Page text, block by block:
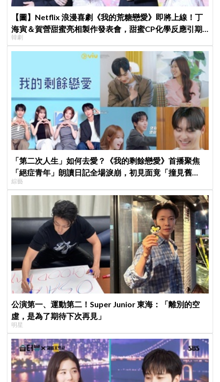
【圖】Netflix 浪漫喜劇《我的荒糖戀愛》即將上線！丁
海寅＆賀營甜蜜亮相製作發表會，甜蜜CP化學反應引期
待
韓劇
「第二次人生」如何去愛？《我的剩餘戀愛》首播聚焦
「絕症青年」朗讀日記全場淚崩，初見面竟「撞見舊
識」！
綜藝
公演第一、運動第二！Super Junior 東海：「離別的空
虛，是為了期待下次再見」
明星